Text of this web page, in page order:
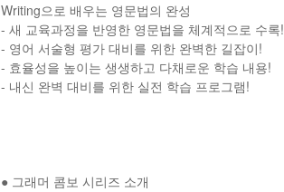
Writing으로 배우는 영문법의 완성
- 새 교육과정을 반영한 영문법을 체계적으로 수록!
- 영어 서술형 평가 대비를 위한 완벽한 길잡이!
- 효율성을 높이는 생생하고 다채로운 학습 내용!
- 내신 완벽 대비를 위한 실전 학습 프로그램!
● 그래머 콤보 시리즈 소개